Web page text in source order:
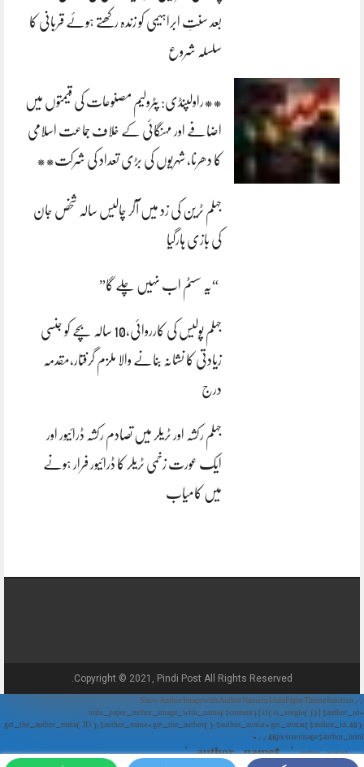
بعد سنتِ ابراہیمی کو زندہ رکھتے ہوئے قربانی کا
سلسلہ شروع
**راولپنڈی: پٹرولیم مصنوعات کی قیمتوں میں
اضافے اور مہنگائی کے خلاف جماعت اسلامی
کا دھرنا، شہریوں کی بڑی تعداد کی شرکت**
جہلم ٹرین کی زد میں آکر چالیس سالہ شخص جان
کی بازی ہارگیا
“یہ سسٹم اب نہیں چلے گا”
جہلم پولیس کی کارروائی،10 سالہ بچے کو جنسی
زیادتی کا نشانہ بنانے والا ملزم گرفتار،مقدمہ
درج
جہلم رکشہ اور ٹریلر میں تصادم رکشہ ڈرائیور اور
ایک عورت زخمی ٹریلر کا ڈرائیور فرار ہونے
میں کامیاب
Copyright © 2021, Pindi Post All Rights Reserved.
// Show Author Image with Author Name in UrduPaper Theme function
urdu_paper_author_image_with_name($content) { if (is_single()) { $author_id =
get_the_author_meta('ID'); $author_name = get_the_author(); $author_avatar = get_avatar($author_id, 48);
// 48px size image $author_html = '
' . $author_avatar . '
' . $author_name . '